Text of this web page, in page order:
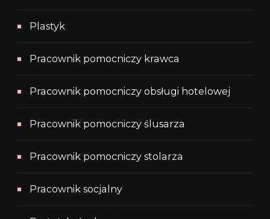
Plastyk
Pracownik pomocniczy krawca
Pracownik pomocniczy obsługi hotelowej
Pracownik pomocniczy ślusarza
Pracownik pomocniczy stolarza
Pracownik socjalny